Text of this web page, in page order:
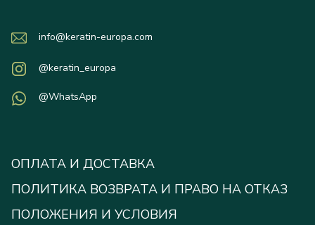
info@keratin-europa.com
@keratin_europa
@WhatsApp
ОПЛАТА И ДОСТАВКА
ПОЛИТИКА ВОЗВРАТА И ПРАВО НА ОТКАЗ
ПОЛОЖЕНИЯ И УСЛОВИЯ